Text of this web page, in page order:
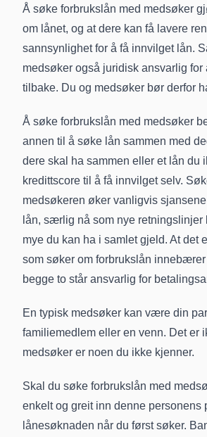
Å søke forbrukslån med medsøker
om lånet, og at dere kan få lavere
sannsynlighet for å få innvilget lån.
medsøker også juridisk ansvarlig for
tilbake. Du og medsøker bør derfor
Å søke forbrukslån med medsøker
annen til å søke lån sammen med
dere skal ha sammen eller et lån du
kredittscore til å få innvilget selv.
medsøkeren øker vanligvis
lån, særlig nå som nye retningslinjer
mye du kan ha i samlet gjeld. At det
som søker om forbrukslån
begge to står ansvarlig for
En typisk medsøker kan være din
familiemedlem eller en venn. Det er
medsøker er noen du ikke kjenner.
Skal du søke forbrukslån med
enkelt og greit inn denne personens
lånesøknaden når du først søker.